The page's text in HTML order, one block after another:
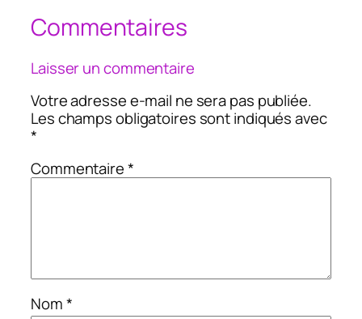
Commentaires
Laisser un commentaire
Votre adresse e-mail ne sera pas publiée.
Les champs obligatoires sont indiqués avec
*
Commentaire*
Nom*